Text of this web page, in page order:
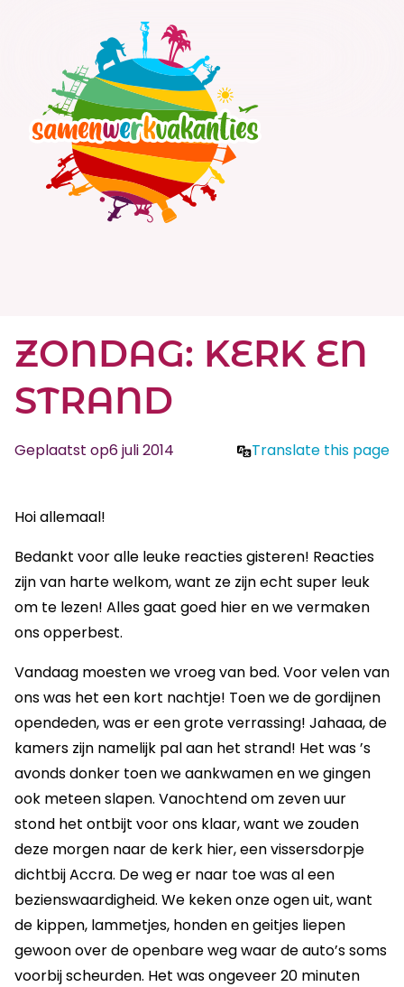
ZONDAG: KERK EN
STRAND
Geplaatst op6 juli 2014 Translate this page
Hoi allemaal!
Bedankt voor alle leuke reacties gisteren! Reacties
zijn van harte welkom, want ze zijn echt super leuk
om te lezen! Alles gaat goed hier en we vermaken
ons opperbest.
Vandaag moesten we vroeg van bed. Voor velen van
ons was het een kort nachtje! Toen we de gordijnen
opendeden, was er een grote verrassing! Jahaaa, de
kamers zijn namelijk pal aan het strand! Het was ’s
avonds donker toen we aankwamen en we gingen
ook meteen slapen. Vanochtend om zeven uur
stond het ontbijt voor ons klaar, want we zouden
deze morgen naar de kerk hier, een vissersdorpje
dichtbij Accra. De weg er naar toe was al een
bezienswaardigheid. We keken onze ogen uit, want
de kippen, lammetjes, honden en geitjes liepen
gewoon over de openbare weg waar de auto’s soms
voorbij scheurden. Het was ongeveer 20 minuten